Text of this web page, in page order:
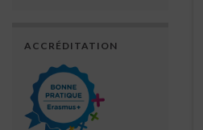
ACCRÉDITATION